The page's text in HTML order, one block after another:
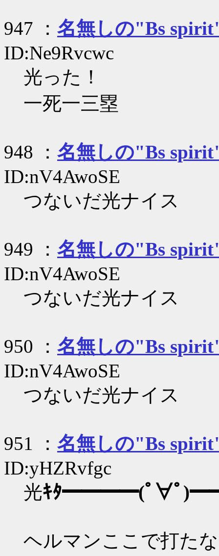
947 ： 名無しの"Bs
ID:Ne9Rvcwc
光った！
一死一三塁
948 ： 名無しの"Bs
ID:nV4AwoSE
つないだ光ナイス
949 ： 名無しの"Bs
ID:nV4AwoSE
つないだ光ナイス
950 ： 名無しの"Bs
ID:nV4AwoSE
つないだ光ナイス
951 ： 名無しの"Bs
ID:yHZRvfgc
光ｷﾀ━━━━(ﾟ∀ﾟ
ヘルマンここで打た